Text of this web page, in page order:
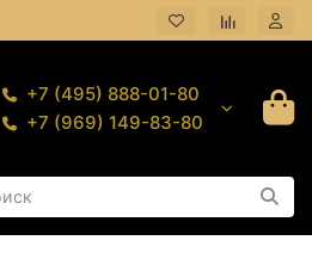
+7 (495) 888-01-80
+7 (969) 149-83-80